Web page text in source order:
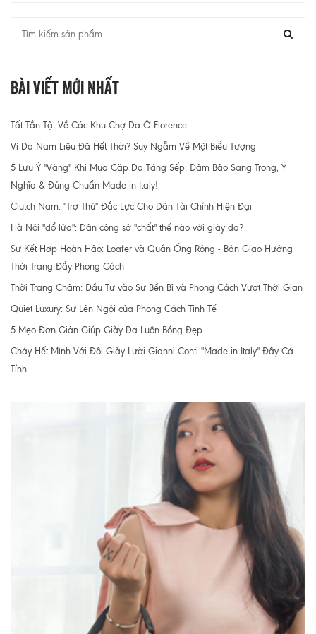
Bài Viết Mới Nhất
Tất Tần Tật Về Các Khu Chợ Da Ở Florence
Ví Da Nam Liệu Đã Hết Thời? Suy Ngẫm Về Một Biểu Tượng
5 Lưu Ý "Vàng" Khi Mua Cặp Da Tặng Sếp: Đảm Bảo Sang Trọng, Ý
Nghĩa & Đúng Chuẩn Made in Italy!
Clutch Nam: "Trợ Thủ" Đắc Lực Cho Dân Tài Chính Hiện Đại
Hà Nội "đổ lửa": Dân công sở "chất" thế nào với giày da?
Sự Kết Hợp Hoàn Hảo: Loafer và Quần Ống Rộng - Bản Giao Hưởng
Thời Trang Đầy Phong Cách
Thời Trang Chậm: Đầu Tư vào Sự Bền Bỉ và Phong Cách Vượt Thời Gian
Quiet Luxury: Sự Lên Ngôi của Phong Cách Tinh Tế
5 Mẹo Đơn Giản Giúp Giày Da Luôn Bóng Đẹp
Cháy Hết Mình Với Đôi Giày Lười Gianni Conti "Made in Italy" Đầy Cá
Tính